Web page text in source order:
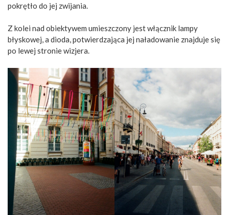
pokrętło do jej zwijania.
Z kolei nad obiektywem umieszczony jest włącznik lampy
błyskowej, a dioda, potwierdzająca jej naładowanie znajduje się
po lewej stronie wizjera.